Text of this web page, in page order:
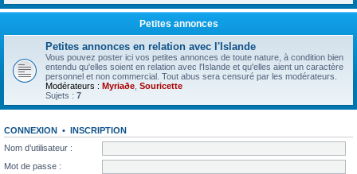
Petites annonces
Petites annonces en relation avec l'Islande
Vous pouvez poster ici vos petites annonces de toute nature, à condition bien
entendu qu'elles soient en relation avec l'Islande et qu'elles aient un caractère
personnel et non commercial. Tout abus sera censuré par les modérateurs.
Modérateurs : Myriaðe Souricette
Sujets : 7
CONNEXION • INSCRIPTION
Nom d’utilisateur :
Mot de passe :